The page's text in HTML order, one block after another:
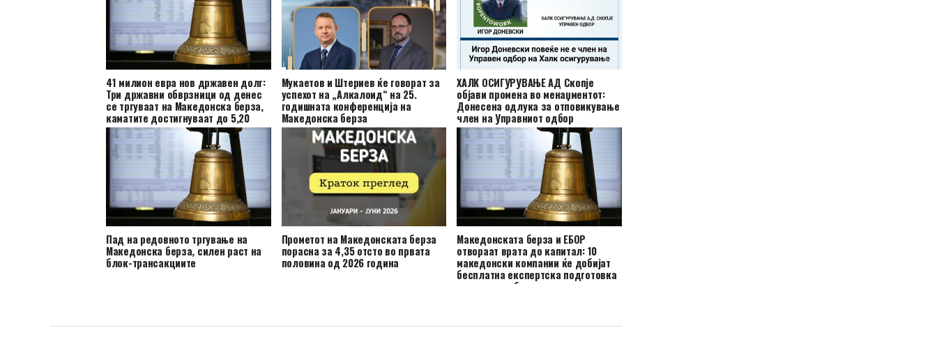
41 милион евра нов државен долг:
Три државни обврзници од денес
се тргуваат на Македонска берза,
каматите достигнуваат до 5,20
проценти
Мукаетов и Штериев ќе говорат за
успехот на „Алкалоид“ на 25.
годишната конференција на
Македонска берза
ХАЛК ОСИГУРУВАЊЕ АД Скопје
објави промена во менаџментот:
Донесена одлука за отповикување
член на Управниот одбор
Пад на редовното тргување на
Македонска берза, силен раст на
блок-трансакциите
Прометот на Македонската берза
порасна за 4,35 отсто во првата
половина од 2026 година
Македонската берза и ЕБОР
отвораат врата до капитал: 10
македонски компании ќе добијат
бесплатна експертска подготовка
за излез на берза